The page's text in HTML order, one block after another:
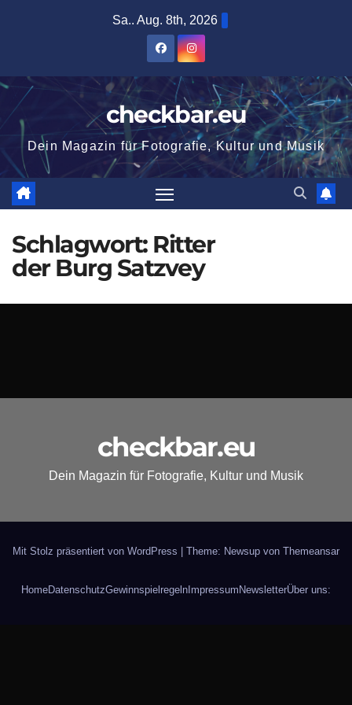
Sa.. Aug. 8th, 2026
checkbar.eu
Dein Magazin für Fotografie, Kultur und Musik
Schlagwort: Ritter
der Burg Satzvey
checkbar.eu
Dein Magazin für Fotografie, Kultur und Musik
Mit Stolz präsentiert von WordPress Theme: Newsup von Themeansar
HomeDatenschutzGewinnspielregelnImpressumNewsletterÜber uns: